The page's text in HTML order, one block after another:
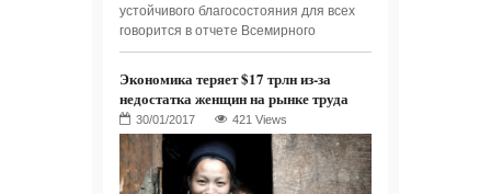
устойчивого благосостояния для всех
говорится в отчете Всемирного
Экономика теряет $17 трлн из-за
недостатка женщин на рынке труда
421 Views